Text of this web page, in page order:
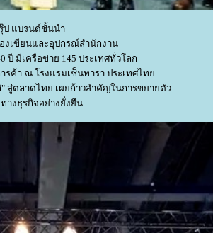
ป แบรนด์ชั้นนำ
เขียนและอุปกรณ์สำนักงาน
ปี มีเครือข่าย 145 ประเทศทั่วโลก
รค้า ณ โรงแรมเซ็นทารา ประเทศไท
สู่ตลาดไทย เผยก้าวสำคัญในการขยายตัว
างธุรกิจอย่างยั่งยืน